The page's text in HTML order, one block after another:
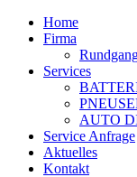
Home
Firma
Services
AUTO
Service Anfrage
Aktuelles
Kontakt